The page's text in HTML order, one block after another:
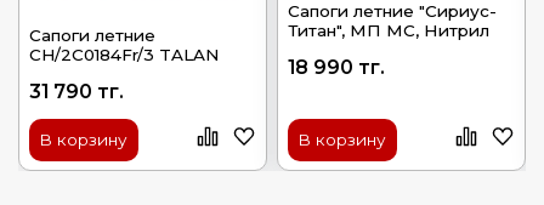
Сапоги летние
CH/2C0184Fr/3 TALAN
31 790 тг.
В корзину
Сапоги летние "Сириус-
Титан", МП МС, Нитрил
18 990 тг.
В корзину